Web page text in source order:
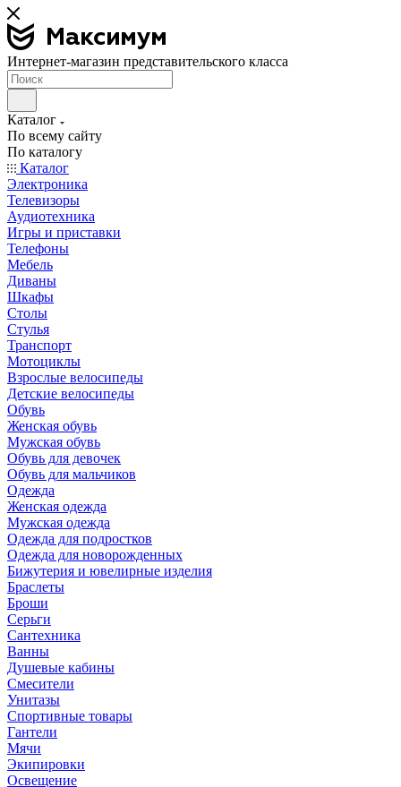
Интернет-магазин представительского класса
Каталог
По всему сайту
По каталогу
Каталог
Электроника
Телевизоры
Аудиотехника
Игры и приставки
Телефоны
Мебель
Диваны
Шкафы
Столы
Стулья
Транспорт
Мотоциклы
Взрослые велосипеды
Детские велосипеды
Обувь
Женская обувь
Мужская обувь
Обувь для девочек
Обувь для мальчиков
Одежда
Женская одежда
Мужская одежда
Одежда для подростков
Одежда для новорожденных
Бижутерия и ювелирные изделия
Браслеты
Броши
Серьги
Сантехника
Ванны
Душевые кабины
Смесители
Унитазы
Спортивные товары
Гантели
Мячи
Экипировки
Освещение